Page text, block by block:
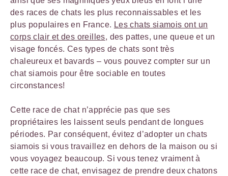
des races de chats les plus reconnaissables et les
plus populaires en France. Les chats siamois ont un
corps clair et des oreilles, des pattes, une queue et un
visage foncés. Ces types de chats sont très
chaleureux et bavards – vous pouvez compter sur un
chat siamois pour être sociable en toutes
circonstances!
Cette race de chat n’apprécie pas que ses
propriétaires les laissent seuls pendant de longues
périodes. Par conséquent, évitez d’adopter un chats
siamois si vous travaillez en dehors de la maison ou si
vous voyagez beaucoup. Si vous tenez vraiment à
cette race de chat, envisagez de prendre deux chatons